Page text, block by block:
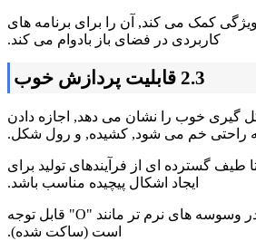
کمک می کند, آن را برای برنامه های
کاربردی در فضای باز بادوام می کند.
2.3 قابلیت پردازش خوب
گیری خوب را نشان می دهد, اجازه دادن
راحتی خم می شود, کشیده, و رول شکل.
طیف گسترده ای از فرآیندهای تولید برای
ایجاد اشکال پیچیده مناسب باشد.
شکل پذیری آن به ویژه در وسوسه های نرم تر مانند "O" قابل توجه
است (ساکت شده).